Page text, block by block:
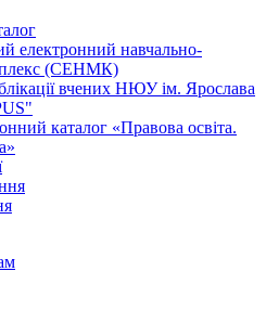
електронний навчально-
(СЕНМК)
вчених НЮУ ім. Ярослава
каталог «Правова освіта.